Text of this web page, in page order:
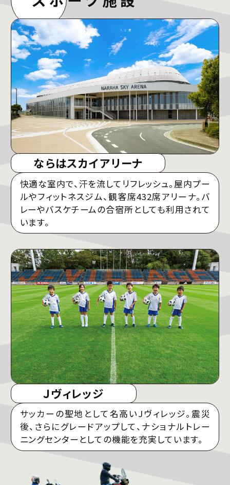
ならはスカイアリーナ
快適な室内で、汗を流してリフレッシュ。屋内プー
ルやフィットネスジム、観客席432席アリーナ。バ
レーやバスケチームの合宿所としても利用されて
います。
Ｊヴィレッジ
サッカーの聖地として名高いJヴィレッジ。震災
後、さらにグレードアップして、ナショナルトレー
ニングセンターとしての機能を充実しています。